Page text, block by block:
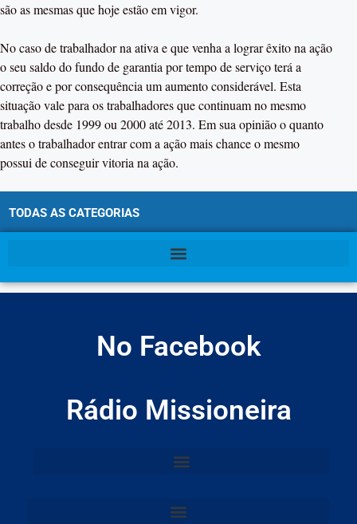
são as mesmas que hoje estão em vigor.
No caso de trabalhador na ativa e que venha a lograr êxito na ação
o seu saldo do fundo de garantia por tempo de serviço terá a
correção e por consequência um aumento considerável. Esta
situação vale para os trabalhadores que continuam no mesmo
trabalho desde 1999 ou 2000 até 2013. Em sua opinião o quanto
antes o trabalhador entrar com a ação mais chance o mesmo
possui de conseguir vitoria na ação.
TODAS AS CATEGORIAS
No Facebook
Rádio Missioneira